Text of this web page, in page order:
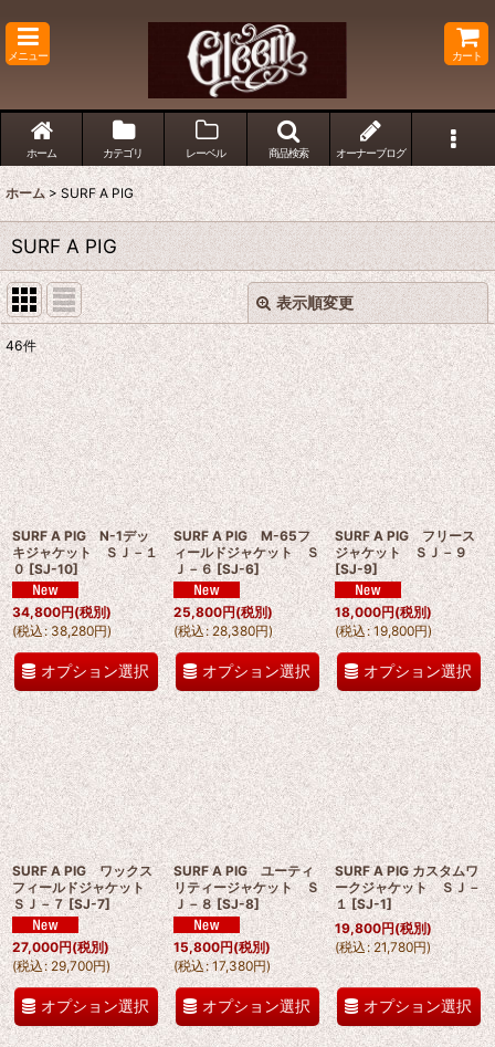
メニュー カート
ホーム カテゴリ レーベル 商品検索 オーナーブログ
ホーム > SURF A PIG
SURF A PIG
表示順変更
サブカテゴリ:
表示数:
並び順:
絞り込む
閉じる
46件
SURF A PIG N-1デッ
キジャケット ＳＪ－１
０ [SJ-10]
34,800円(税別)
(税込: 38,280円)
オプション選択
SURF A PIG M-65フ
ィールドジャケット Ｓ
Ｊ－６ [SJ-6]
25,800円(税別)
(税込: 28,380円)
オプション選択
SURF A PIG フリース
ジャケット ＳＪ－９
[SJ-9]
18,000円(税別)
(税込: 19,800円)
オプション選択
SURF A PIG ワックス
フィールドジャケット
ＳＪ－７ [SJ-7]
27,000円(税別)
(税込: 29,700円)
オプション選択
SURF A PIG ユーティ
リティージャケット Ｓ
Ｊ－８ [SJ-8]
15,800円(税別)
(税込 : 17,380円)
オプション選択
SURF A PIG カスタムワ
ークジャケット ＳＪ－
１ [SJ-1]
19,800円(税別)
(税込: 21,780円)
オプション選択